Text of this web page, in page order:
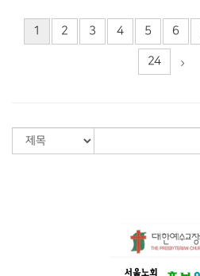
1 2 3 4 5 6
24